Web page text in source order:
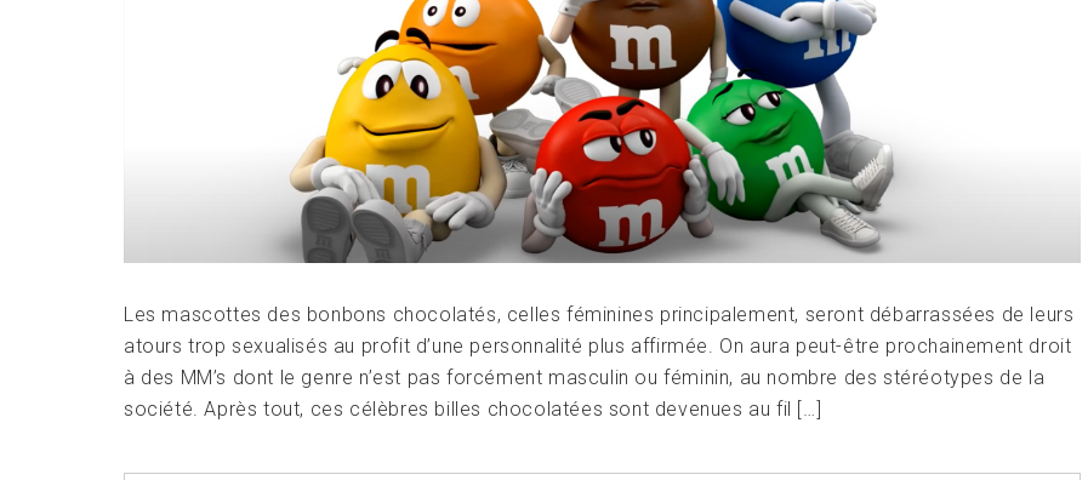
Les mascottes des bonbons chocolatés, celles féminines principalement, seront débarrassées de leurs
atours trop sexualisés au profit d’une personnalité plus affirmée. On aura peut-être prochainement droit
à des MM’s dont le genre n’est pas forcément masculin ou féminin, au nombre des stéréotypes de la
société. Après tout, ces célèbres billes chocolatées sont devenues au fil […]